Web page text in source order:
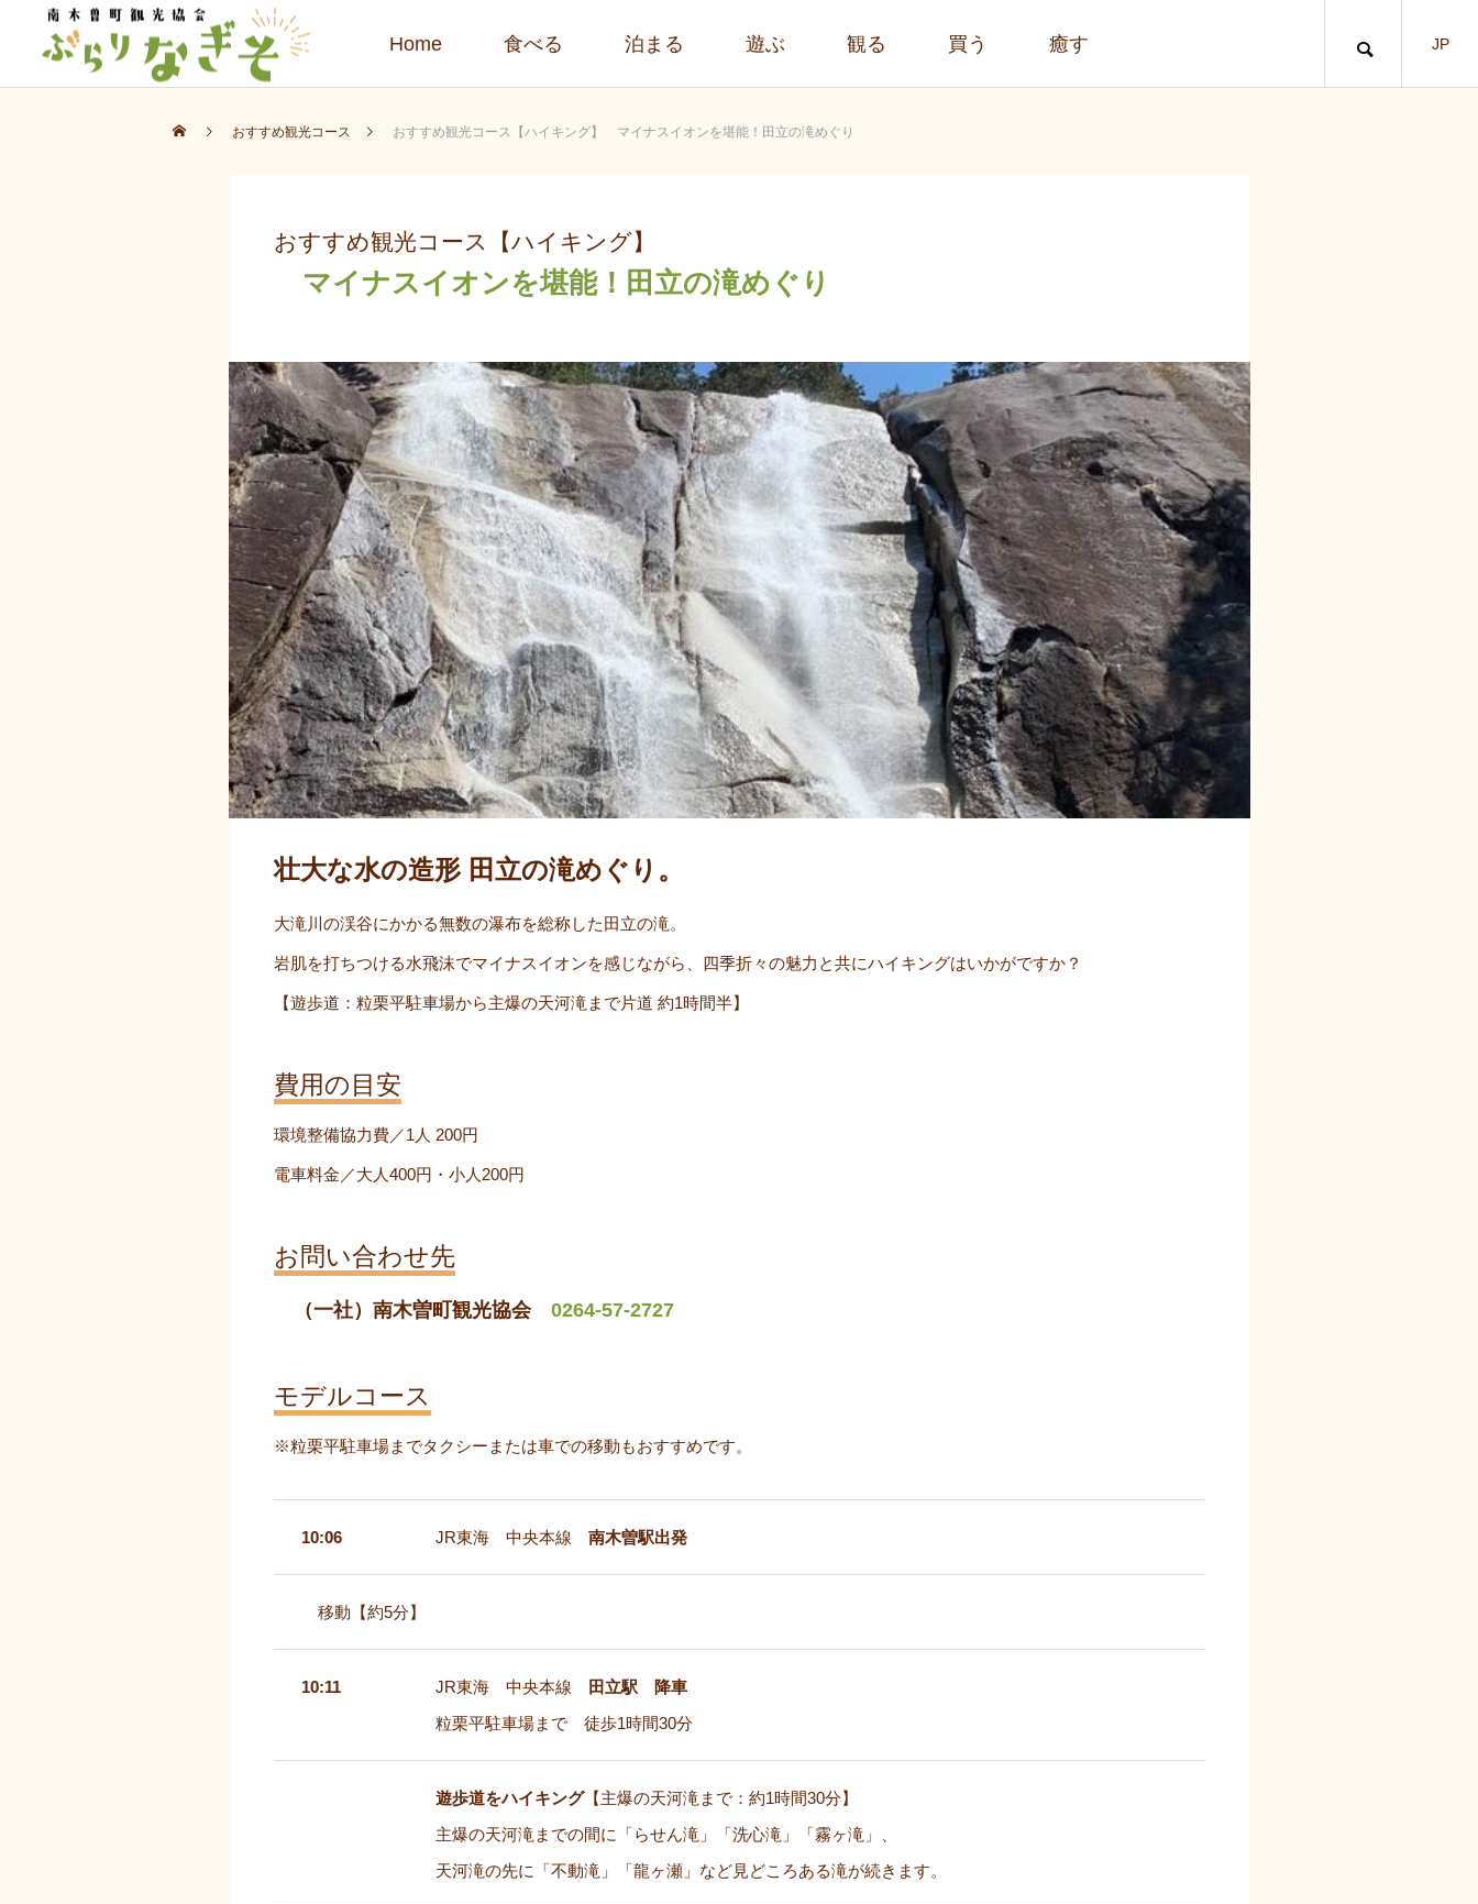
Home 食べる 泊まる 遊ぶ 観る 買う 癒す JP
おすすめ観光コース おすすめ観光コース【ハイキング】 マイナスイオンを堪能！田立の滝めぐり
おすすめ観光コース【ハイキング】
マイナスイオンを堪能！田立の滝めぐり
壮大な水の造形 田立の滝めぐり。
大滝川の渓谷にかかる無数の瀑布を総称した田立の滝。
岩肌を打ちつける水飛沫でマイナスイオンを感じながら、四季折々の魅力と共にハイキングはいかがですか？
【遊歩道：粒栗平駐車場から主爆の天河滝まで片道 約1時間半】
費用の目安
環境整備協力費／1人 200円
電車料金／大人400円・小人200円
お問い合わせ先
（一社）南木曽町観光協会 0264-57-2727
モデルコース
※粒栗平駐車場までタクシーまたは車での移動もおすすめです。
10:06 JR東海 中央本線 南木曽駅出発
移動【約5分】
10:11 JR東海 中央本線
田立駅 降車
粒栗平駐車場まで 徒歩1時間30分
遊歩道をハイキング【主爆の天河滝まで：約1時間30分】
主爆の天河滝までの間に「らせん滝」「洗心滝」「霧ヶ滝」、
天河滝の先に「不動滝」「龍ヶ瀬」など見どころある滝が続きます。